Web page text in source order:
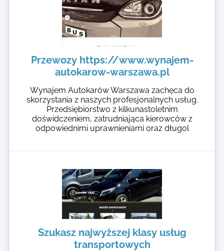
Przewozy https://www.wynajem-
autokarow-warszawa.pl
Wynajem Autokarów Warszawa zachęca do
skorzystania z naszych profesjonalnych usług.
Przedsiębiorstwo z kilkunastoletnim
doświdczeniem, zatrudniająca kierowców z
odpowiednimi uprawnieniami oraz długol
Szukasz najwyższej klasy usług
transportowych